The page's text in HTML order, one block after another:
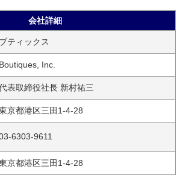
会社詳細
ブティックス
Boutiques, Inc.
表取締役社長 新村祐三
京都港区三田1-4-28
6303-9611
京都港区三田1-4-28